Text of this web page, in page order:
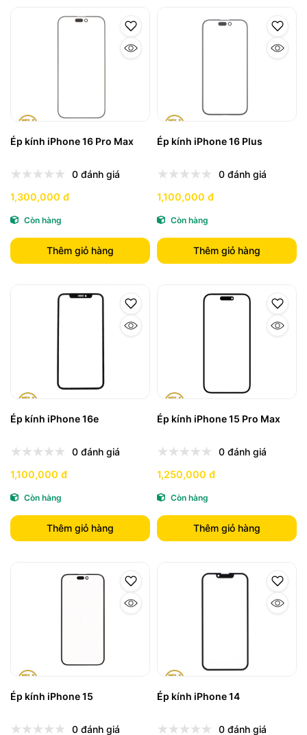
Ép kính iPhone 16 Pro Max
0 đánh giá
1,300,000 đ
Còn hàng
Thêm giỏ hàng
Ép kính iPhone 16 Plus
0 đánh giá
1,100,000 đ
Còn hàng
Thêm giỏ hàng
Ép kính iPhone 16e
0 đánh giá
1,100,000 đ
Còn hàng
Thêm giỏ hàng
Ép kính iPhone 15 Pro Max
0 đánh giá
1,250,000 đ
Còn hàng
Thêm giỏ hàng
Ép kính iPhone 15
0 đánh giá
Ép kính iPhone 14
0 đánh giá